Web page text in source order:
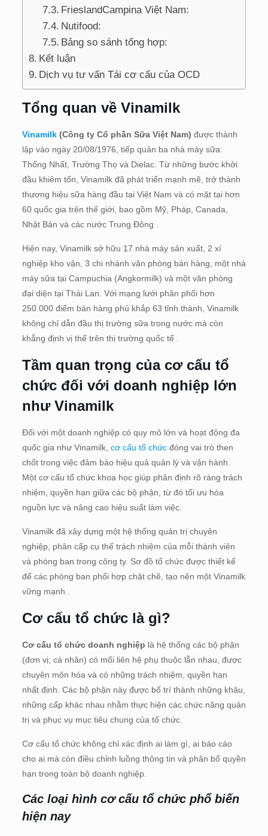
FrieslandCampina Việt Nam:
Nutifood:
Bảng so sánh tổng hợp:
Kết luận
Dịch vụ tư vấn Tái cơ cấu của OCD
Tổng quan về Vinamilk
Vinamilk(Công ty Cổ phần Sữa Việt Nam) được thành
lập vào ngày 20/08/1976, tiếp quản ba nhà máy sữa:
Thống Nhất, Trường Thọ và Dielac. Từ những bước khởi
đầu khiêm tốn, Vinamilk đã phát triển mạnh mẽ, trở thành
thương hiệu sữa hàng đầu tại Việt Nam và có mặt tại hơn
60 quốc gia trên thế giới, bao gồm Mỹ, Pháp, Canada,
Nhật Bản và các nước Trung Đông .
Hiện nay, Vinamilk sở hữu 17 nhà máy sản xuất, 2 xí
nghiệp kho vận, 3 chi nhánh văn phòng bán hàng, một nhà
máy sữa tại Campuchia (Angkormilk) và một văn phòng
đại diện tại Thái Lan. Với mạng lưới phân phối hơn
250.000 điểm bán hàng phủ khắp 63 tỉnh thành, Vinamilk
không chỉ dẫn đầu thị trường sữa trong nước mà còn
khẳng định vị thế trên thị trường quốc tế .
Tầm quan trọng của cơ cấu tổ
chức đối với doanh nghiệp lớn
như Vinamilk
Đối với một doanh nghiệp có quy mô lớn và hoạt động đa
quốc gia như Vinamilk, cơ cấu tổ chứcđóng vai trò then
chốt trong việc đảm bảo hiệu quả quản lý và vận hành.
Một cơ cấu tổ chức khoa học giúp phân định rõ ràng trách
nhiệm, quyền hạn giữa các bộ phận, từ đó tối ưu hóa
nguồn lực và nâng cao hiệu suất làm việc.
Vinamilk đã xây dựng một hệ thống quản trị chuyên
nghiệp, phân cấp cụ thể trách nhiệm của mỗi thành viên
và phòng ban trong công ty. Sơ đồ tổ chức được thiết kế
để các phòng ban phối hợp chặt chẽ, tạo nên một Vinamilk
vững mạnh .
Cơ cấu tổ chức là gì?
Cơ cấu tổ chức doanh nghiệp là hệ thống các bộ phận
(đơn vị, cá nhân) có mối liên hệ phụ thuộc lẫn nhau, được
chuyên môn hóa và có những trách nhiệm, quyền hạn
nhất định. Các bộ phận này được bố trí thành những khâu,
những cấp khác nhau nhằm thực hiện các chức năng quản
trị và phục vụ mục tiêu chung của tổ chức.
Cơ cấu tổ chức không chỉ xác định ai làm gì, ai báo cáo
cho ai mà còn điều chỉnh luồng thông tin và phân bổ quyền
hạn trong toàn bộ doanh nghiệp. ​
Các loại hình cơ cấu tổ chức phổ biến
hiện nay